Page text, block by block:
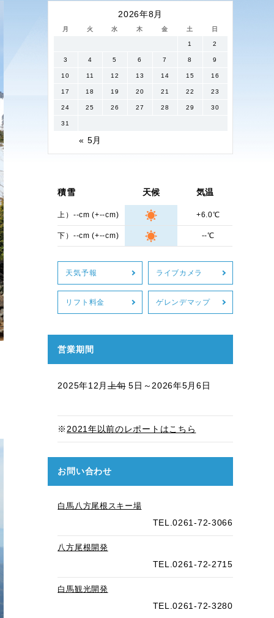
2026年8月
月 火 水 木 金 土 日
« 5月
1 2
3 4 5 6 7 8 9
10 11 12 13 14 15 16
17 18 19 20 21 22 23
24 25 26 27 28 29 30
31
積雪 天候 気温
上）--cm (+--cm) +6.0℃
下）--cm (+--cm) --℃
天気予報 ライブカメラ
リフト料金 ゲレンデマップ
営業期間
2025年12月上旬5日～2026年5月6日
※ 2021年以前のレポートはこちら
お問い合わせ
白馬八方尾根スキー場
TEL.0261-72-3066
八方尾根開発
TEL.0261-72-2715
白馬観光開発
TEL.0261-72-3280